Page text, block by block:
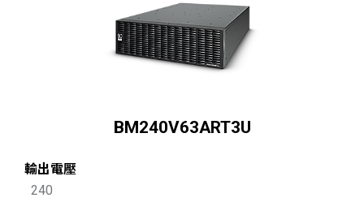
BM240V63ART3U
輸出電壓
240